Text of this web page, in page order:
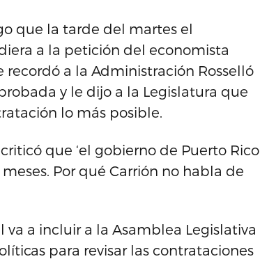
que la tarde del martes el
a la petición del economista
a la Administración Rosselló
y le dijo a la Legislatura que
lo más posible.
que ‘el gobierno de Puerto Rico
Por qué Carrión no habla de
va a incluir a la Asamblea Legislativa
para revisar las contrataciones